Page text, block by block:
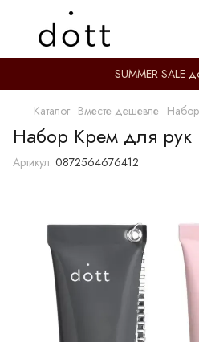
SUMMER SALE
Каталог Вместе дешевле
Набор Крем для рук
Артикул: 0872564676412